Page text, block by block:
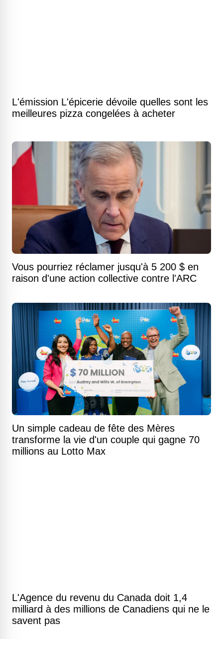
L'émission L'épicerie dévoile quelles sont les
meilleures pizza congelées à acheter
Vous pourriez réclamer jusqu'à 5 200 $ en
raison d'une action collective contre l'ARC
Un simple cadeau de fête des Mères
transforme la vie d'un couple qui gagne 70
millions au Lotto Max
L'Agence du revenu du Canada doit 1,4
milliard à des millions de Canadiens qui ne le
savent pas